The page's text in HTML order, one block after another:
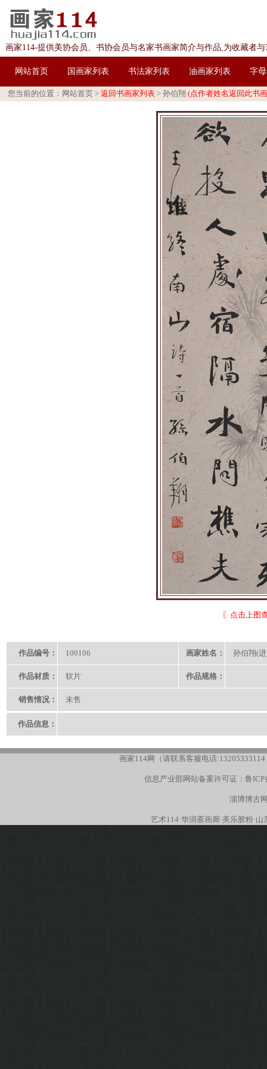
画家114-提供美协会员、书协会员与名家书画家简介与作品,为收藏者
网站首页 国画家列表 书法家列表 油画家列表 字
您当前的位置： 网站首页 > 返回书画家列表 > 孙伯翔 (点作者姓名返回此书
〖点击上图
作品编号： 100106 画家姓名： 孙伯翔(
作品材质： 软片 作品规格：
销售情况： 未售
作品信息：
画家114网（请联系客服电话:13205333114
信息产业部网站备案许可证： 鲁ICP
淄博博古
艺术114·华润斋画廊·美乐胶粉·山